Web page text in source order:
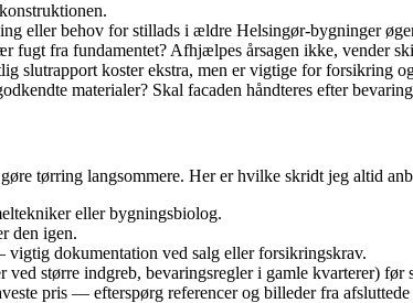
eller behov for stillads i ældre Helsingør-bygninger
fugt fra fundamentet? Afhjælpes årsagen ikke, vender
slutrapport koster ekstra, men er vigtige for forsikring
materialer? Skal facaden håndteres efter
tørring langsommere. Her er hvilke skridt jeg altid
eller bygningsbiolog.
den igen.
vigtig dokumentation ved salg eller forsikringskrav.
større indgreb, bevaringsregler i gamle kvarterer) før
pris — efterspørg referencer og billeder fra afsluttede